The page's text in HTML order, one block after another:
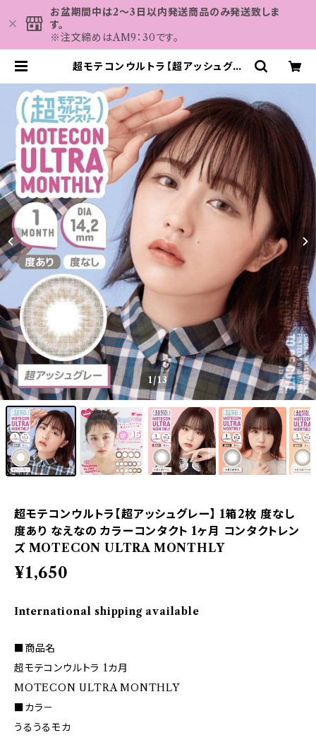
お盆期間中は2～3日以内発送商品のみ発送致しま
す。
※注文締めはAM9：30です。
超モテコンウルトラ【超アッシュグレ
カラーコンタクト 1ヶ月 コンタクトレ
ンズ MOTECON ULTRA MON
THLY | カラコン MAHALO
1/13
超モテコンウルトラ【超アッシュグレー】 1箱2枚 度なし
度あり なえなの カラーコンタクト 1ヶ月 コンタクトレン
ズ MOTECON ULTRA MONTHLY
¥1,650
International shipping available
■商品名
超モテコンウルトラ 1カ月
MOTECON ULTRA MONTHLY
■カラ－
うるうるモカ